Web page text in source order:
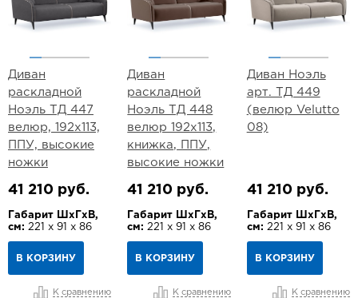
Диван
раскладной
Ноэль ТД 447
велюр, 192х113,
ППУ, высокие
ножки
41 210 руб.
Габарит ШхГхВ,
см: 221 х 91 х 86
В КОРЗИНУ
К сравнению
Диван
раскладной
Ноэль ТД 448
велюр 192х113,
книжка, ППУ,
высокие ножки
41 210 руб.
Габарит ШхГхВ,
см: 221 х 91 х 86
В КОРЗИНУ
К сравнению
Диван Ноэль
арт. ТД 449
(велюр Velutto
08)
41 210 руб.
Габарит ШхГхВ,
см: 221 х 91 х 86
В КОРЗИНУ
К сравнению